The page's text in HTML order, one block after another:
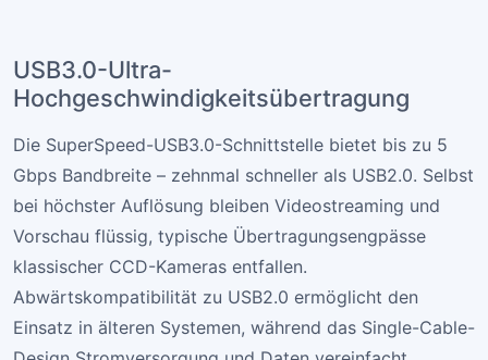
USB3.0-Ultra-
Hochgeschwindigkeitsübertragung
Die SuperSpeed-USB3.0-Schnittstelle bietet bis zu 5
Gbps Bandbreite – zehnmal schneller als USB2.0. Selbst
bei höchster Auflösung bleiben Videostreaming und
Vorschau flüssig, typische Übertragungsengpässe
klassischer CCD-Kameras entfallen.
Abwärtskompatibilität zu USB2.0 ermöglicht den
Einsatz in älteren Systemen, während das Single-Cable-